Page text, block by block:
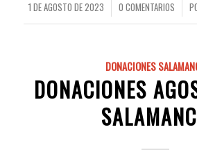
1 DE AGOSTO DE 2023
/ 0 COMENTARIOS
/
DONACIONES
DONACIONES